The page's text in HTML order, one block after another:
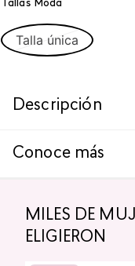
Tallas Moda
Talla única
Descripción
Conoce más
MILES DE
ELIGIERON